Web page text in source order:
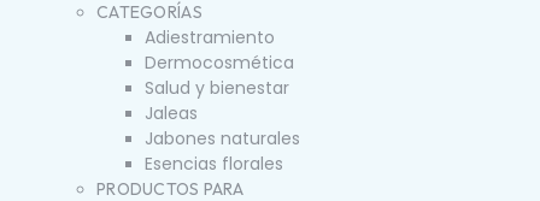
CATEGORÍAS
Adiestramiento
Dermocosmética
Salud y bienestar
Jaleas
Jabones naturales
Esencias florales
PRODUCTOS PARA